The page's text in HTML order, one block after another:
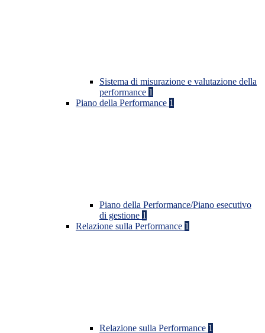
Sistema di misurazione e valutazione della
performance 1
Piano della Performance 1
Piano della Performance/Piano esecutivo
di gestione 1
Relazione sulla Performance 1
Relazione sulla Performance 1